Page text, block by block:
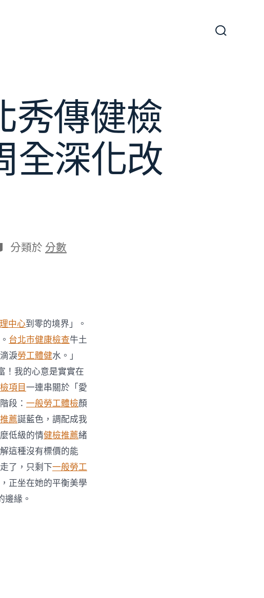
秀傳健檢
全深化改
分類於 分數
中心到零的境界」。
台北巿健康檢查牛土
淚勞工體健水。」
！我的心意是實實在
項目一連串關於「愛
段： 一般勞工體檢顏
薦誕藍色，調配成我
低級的情健檢推薦緒
這種沒有標價的能
了，只剩下一般勞工
正坐在她的平衡美學
邊緣。